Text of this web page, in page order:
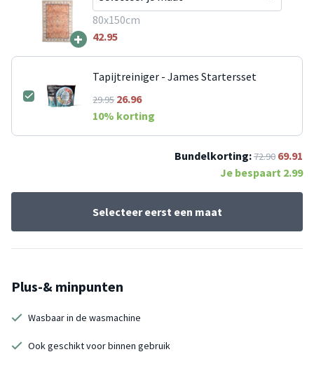
+
80x150cm
42.95
Tapijtreiniger - James Startersset
29.9526.96
10% korting
Bundelkorting:72.90 69.91
Je bespaart 2.99
Selecteer eerst een maat
Plus-& minpunten
Wasbaar in de wasmachine
Ook geschikt voor binnen gebruik